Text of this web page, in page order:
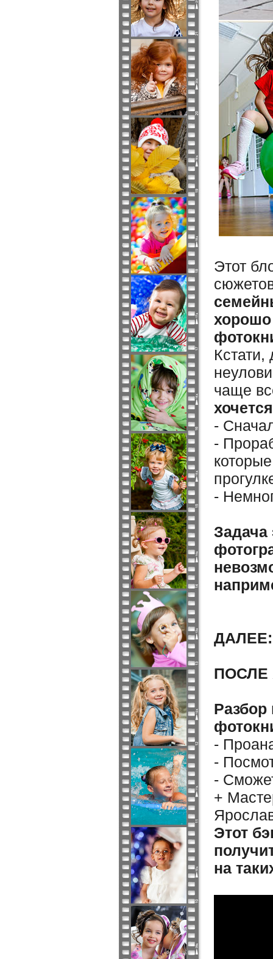
Этот
Кстати,
чаще
-
-
-
Задача
ДАЛЕЕ:
ПОСЛЕ
Разбор
-
-
-
+
Этот
на